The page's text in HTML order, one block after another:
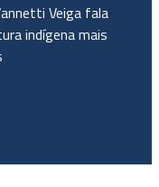
Veiga fala
indígena mais